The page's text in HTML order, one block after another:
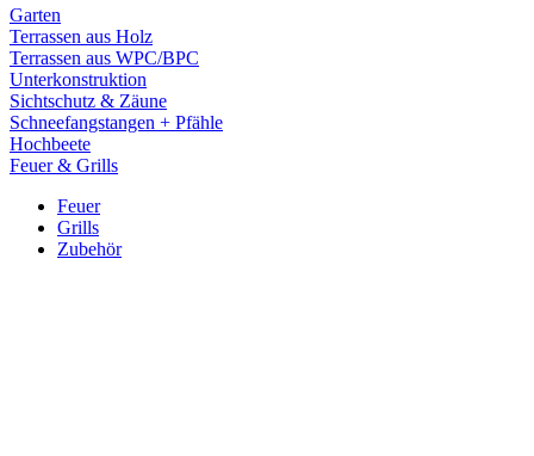
Garten
Terrassen aus Holz
Terrassen aus WPC/BPC
Unterkonstruktion
Sichtschutz & Zäune
Schneefangstangen + Pfähle
Hochbeete
Feuer & Grills
Feuer
Grills
Zubehör